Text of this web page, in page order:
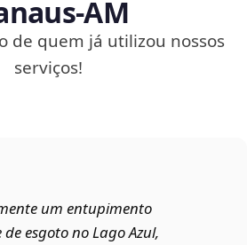
de quem já utilizou nossos
serviços!
um entupimento
esgoto no Lago Azul,